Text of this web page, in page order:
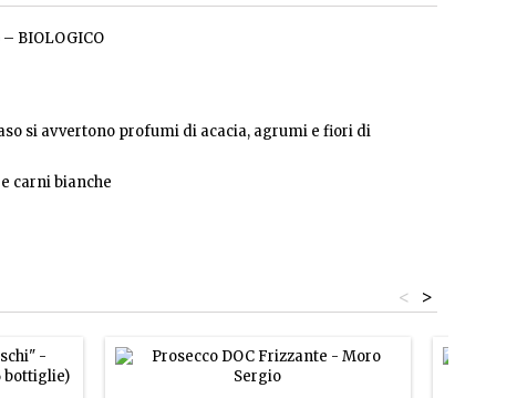
BIOLOGICO
si avvertono profumi di acacia, agrumi e fiori di
carni bianche
>
<